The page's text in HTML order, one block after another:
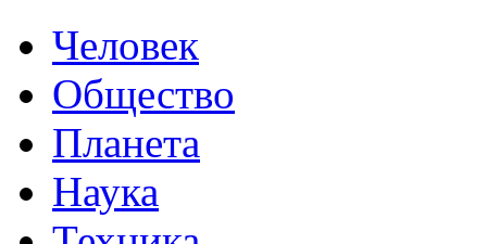
Человек
Общество
Планета
Наука